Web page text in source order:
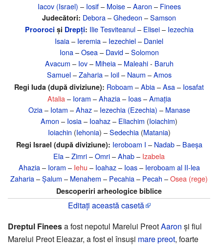
Iacov (Israel) – Iosif– Moise–Aaron – Finees
Judecători: Debora–Ghedeon –Samson
Prooroci și Drepți: Ilie Tesviteanul– Elisei– Iezechia
Isaia– Ieremia– Iezechiel– Daniel
Iona–Osea– David–Solomon
Avacum – Iov– Miheia– Maleahi- Baruh
Samuel–Zaharia– Ioil– Naum –Amos
Regi Iuda (după diviziune): Roboam –Abia–Asa– Iosafat
Atalia – Ioram –Ahazia– Ioas–Amația
Ozia– Iotam –Ahaz– Iezechia (Ezechia) – Manase
Amon – Iosia– Ioahaz– Eliachim (Ioiachim)
Ioiachin (Iehonia) –Sedechia(Matania)
Regi Israel (după diviziune): Ieroboam I – Nadab– Baeșa
Ela–Zimri–Omri–Ahab– Izabela
Ahazia– Ioram – Iehu – Ioahaz– Ioas– Ieroboam al II-lea
Zaharia–Șalum – Menahem – Pecahia– Pecah –Osea (rege)
Descoperiri arheologice biblice
Editați această casetă
Dreptul Fineesa fost nepotul Marelui PreotAaron și fiul
Marelui Preot Eleazar, a fost el însuși mare preot, foarte